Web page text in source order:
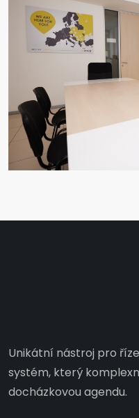
Unikátní nástroj pro
systém, který
docházkovou agendu.